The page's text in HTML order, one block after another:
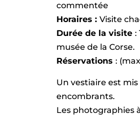
commentée
Horaires :Visite
Durée de la visite:
musée de la Corse.
Réservations:
Un vestiaire est
encombrants.
Les photographies